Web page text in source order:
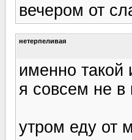
вечером от
нетерпеливая
именно такой
я совсем не в
утром еду от